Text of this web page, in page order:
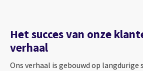
Het succes van onze
verhaal
Ons verhaal is gebouwd op langdurige